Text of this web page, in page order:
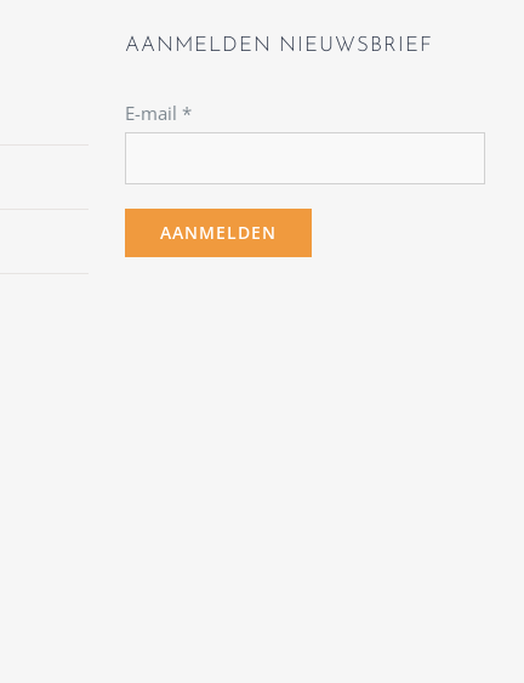
AANMELDEN NIEUWSBRIEF
E-mail *